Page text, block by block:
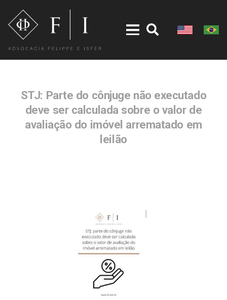
STJ: Parte do cônjuge não executado
deve ser calculada sobre o valor de
avaliação do imóvel arrematado em
leilão